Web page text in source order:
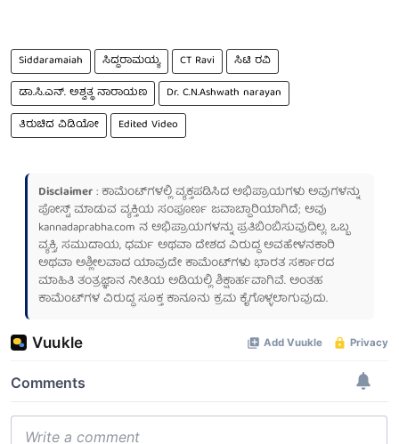
Siddaramaiah ಸಿದ್ದರಾಮಯ್ಯ CT Ravi
ಸಿಟಿ ರವಿ
ಡಾ.ಸಿ.ಎನ್. ಅಶ್ವತ್ಥ ನಾರಾಯಣ
Dr. C.N.Ashwath narayan
ತಿರುಚಿದ ವಿಡಿಯೋ
Edited Video
Disclaimer: ಕಾಮೆಂಟ್‌ಗಳಲ್ಲಿ ವ್ಯಕ್ತಪಡಿಸಿದ ಅಭಿಪ್ರಾಯಗಳು ಅವುಗಳನ್ನು
ಪೋಸ್ಟ್ ಮಾಡುವ ವ್ಯಕ್ತಿಯ ಸಂಪೂರ್ಣ ಜವಾಬ್ದಾರಿಯಾಗಿದೆ; ಅವು
kannadaprabha.com ನ ಅಭಿಪ್ರಾಯಗಳನ್ನು ಪ್ರತಿಬಿಂಬಿಸುವುದಿಲ್ಲ. ಒಬ್ಬ
ವ್ಯಕ್ತಿ, ಸಮುದಾಯ, ಧರ್ಮ ಅಥವಾ ದೇಶದ ವಿರುದ್ಧ ಅವಹೇಳನಕಾರಿ
ಅಥವಾ ಅಶ್ಲೀಲವಾದ ಯಾವುದೇ ಕಾಮೆಂಟ್‌ಗಳು ಭಾರತ ಸರ್ಕಾರದ
ಮಾಹಿತಿ ತಂತ್ರಜ್ಞಾನ ನೀತಿಯ ಅಡಿಯಲ್ಲಿ ಶಿಕ್ಷಾರ್ಹವಾಗಿವೆ. ಅಂತಹ
ಕಾಮೆಂಟ್‌ಗಳ ವಿರುದ್ಧ ಸೂಕ್ತ ಕಾನೂನು ಕ್ರಮ ಕೈಗೊಳ್ಳಲಾಗುವುದು.